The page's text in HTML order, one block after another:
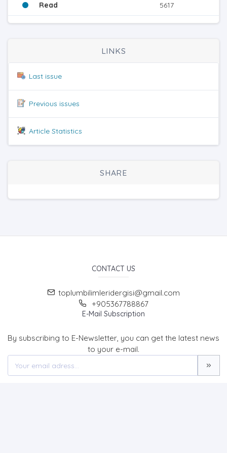
Read 5617
LINKS
Last issue
Previous issues
Article Statistics
SHARE
CONTACT US
toplumbilimleridergisi@gmail.com
+905367788867
E-Mail Subscription
By subscribing to E-Newsletter, you can get the latest news
to your e-mail.